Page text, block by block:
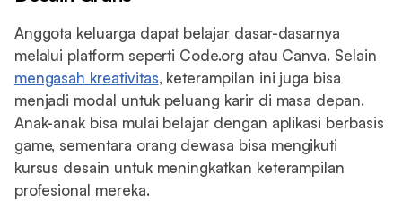
Anggota keluarga dapat belajar dasar-dasarnya
melalui platform seperti Code.org atau Canva. Selain
mengasah kreativitas, keterampilan ini juga bisa
menjadi modal untuk peluang karir di masa depan.
Anak-anak bisa mulai belajar dengan aplikasi berbasis
game, sementara orang dewasa bisa mengikuti
kursus desain untuk meningkatkan keterampilan
profesional mereka.